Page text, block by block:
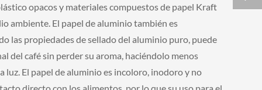
opacos y materiales compuestos de papel Kraft
ambiente. El papel de aluminio también es
las propiedades de sellado del aluminio puro, puede
del café sin perder su aroma, haciéndolo menos
luz. El papel de aluminio es incoloro, inodoro y no